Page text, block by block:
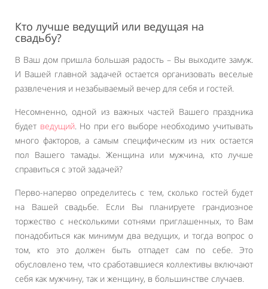
Кто лучше ведущий или ведущая на
свадьбу?
В Ваш дом пришла большая радость – Вы выходите замуж.
И Вашей главной задачей остается организовать веселые
развлечения и незабываемый вечер для себя и гостей.
Несомненно, одной из важных частей Вашего праздника
будет ведущий. Но при его выборе необходимо учитывать
много факторов, а самым специфическим из них остается
пол Вашего тамады. Женщина или мужчина, кто лучше
справиться с этой задачей?
Перво-наперво определитесь с тем, сколько гостей будет
на Вашей свадьбе. Если Вы планируете грандиозное
торжество с несколькими сотнями приглашенных, то Вам
понадобиться как минимум два ведущих, и тогда вопрос о
том, кто это должен быть отпадет сам по себе. Это
обусловлено тем, что сработавшиеся коллективы включают
себя как мужчину, так и женщину, в большинстве случаев.